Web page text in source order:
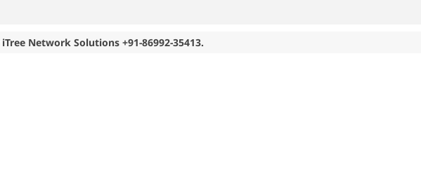
iTree Network Solutions +91-86992-35413.